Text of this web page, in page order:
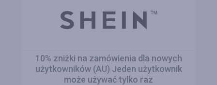
10% zniżki na zamówienia dla nowych
użytkowników (AU) Jeden użytkownik
może używać tylko raz